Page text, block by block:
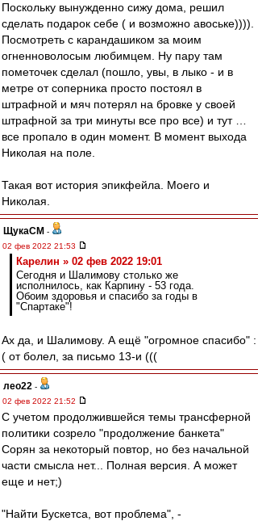
Поскольку вынужденно сижу дома, решил
сделать подарок себе ( и возможно авоське)))).
Посмотреть с карандашиком за моим
огненноволосым любимцем. Ну пару там
пометочек сделал (пошло, увы, в лыко - и в
метре от соперника просто постоял в
штрафной и мяч потерял на бровке у своей
штрафной за три минуты все про все) и тут …
все пропало в один момент. В момент выхода
Николая на поле.
Такая вот история эпикфейла. Моего и
Николая.
ЩукаСМ -
02 фев 2022 21:53
Карелин » 02 фев 2022 19:01
Сегодня и Шалимову столько же
исполнилось, как Карпину - 53 года.
Обоим здоровья и спасибо за годы в
"Спартаке"!
Ах да, и Шалимову. А ещё "огромное спасибо" :
( от болел, за письмо 13-и (((
лео22 -
02 фев 2022 21:52
С учетом продолжившейся темы трансферной
политики созрело "продолжение банкета"
Сорян за некоторый повтор, но без начальной
части смысла нет... Полная версия. А может
еще и нет;)
"Найти Бускетса, вот проблема", -